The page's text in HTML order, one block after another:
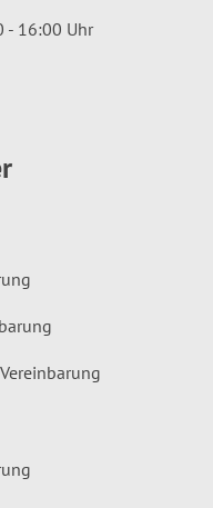
- 16:00 Uhr